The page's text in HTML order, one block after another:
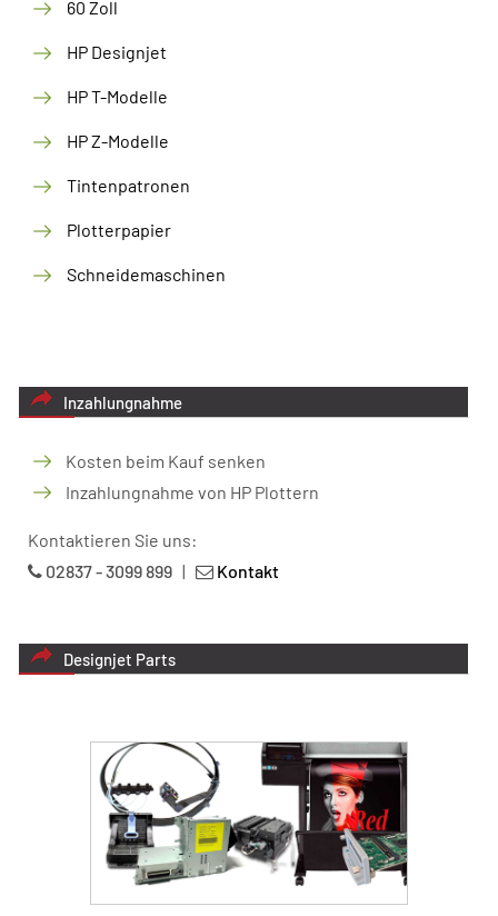
60 Zoll
HP Designjet
HP T-Modelle
HP Z-Modelle
Tintenpatronen
Plotterpapier
Schneidemaschinen
Inzahlungnahme
Kosten beim Kauf senken
Inzahlungnahme von HP Plottern
Kontaktieren Sie uns:
02837 - 3099 899 | Kontakt
Designjet Parts